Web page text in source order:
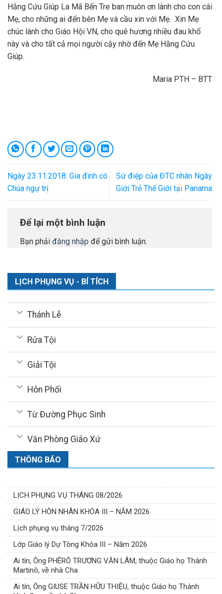
Hằng Cứu Giúp La Mã Bến Tre ban muôn ơn lành cho con cái
Mẹ, cho những ai đến bên Mẹ và cầu xin với Mẹ. Xin Mẹ
chúc lành cho Giáo Hội VN, cho quê hương nhiều đau khổ
này và cho tất cả mọi người cậy nhờ đến Mẹ Hằng Cứu
Giúp.
Maria PTH – BTT
Ngày 23.11.2018: Gia đình có
Chúa ngự trị
Sứ điệp của ĐTC nhân Ngày
Giới Trẻ Thế Giới tại Panama
Để lại một bình luận
Bạn phải đăng nhập để gửi bình luận.
LỊCH PHỤNG VỤ - BÍ TÍCH
Thánh Lễ
Rửa Tội
Giải Tội
Hôn Phối
Từ Đường Phục Sinh
Văn Phòng Giáo Xứ
THÔNG BÁO
LỊCH PHỤNG VỤ THÁNG 08/2026
GIÁO LÝ HÔN NHÂN KHÓA III – NĂM 2026
Lịch phụng vụ tháng 7/2026
Lớp Giáo lý Dự Tòng Khóa III – Năm 2026
Ai tín, Ông PHÊRÔ TRƯƠNG VĂN LÂM, thuộc Giáo họ Thánh
Martinô, về nhà Cha
Ai tín, Ông GIUSE TRẦN HỮU THIỆU, thuộc Giáo họ Thánh